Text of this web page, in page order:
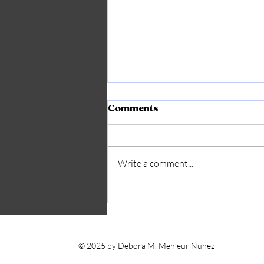
$200,000 al año
Comments
Write a comment...
© 2025 by Debora M. Menieur Nunez